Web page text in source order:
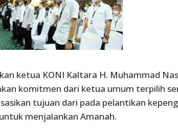
ketua KONI Kaltara H. Muhammad
komitmen dari ketua umum terpilih
tujuan dari pada pelantikan
menjalankan Amanah.